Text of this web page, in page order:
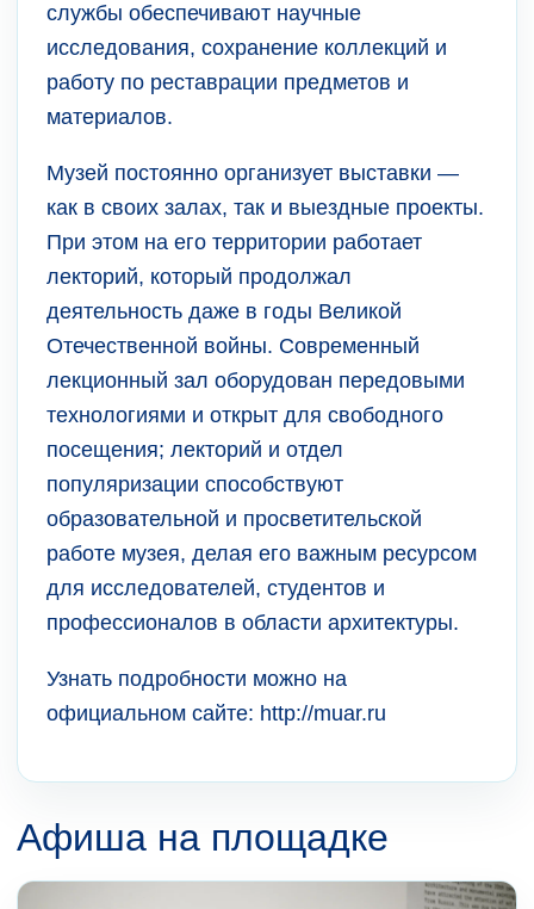
службы обеспечивают научные
исследования, сохранение коллекций и
работу по реставрации предметов и
материалов.
Музей постоянно организует выставки —
как в своих залах, так и выездные проекты.
При этом на его территории работает
лекторий, который продолжал
деятельность даже в годы Великой
Отечественной войны. Современный
лекционный зал оборудован передовыми
технологиями и открыт для свободного
посещения; лекторий и отдел
популяризации способствуют
образовательной и просветительской
работе музея, делая его важным ресурсом
для исследователей, студентов и
профессионалов в области архитектуры.
Узнать подробности можно на
официальном сайте: http://muar.ru
Афиша на площадке